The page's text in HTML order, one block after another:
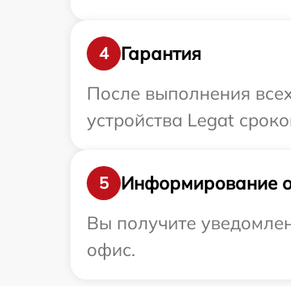
4
Гарантия
После выполнения
устройства Legat
5
Информирование о
Вы получите
офис.